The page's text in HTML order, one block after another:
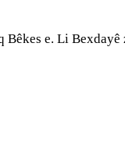
e. Li